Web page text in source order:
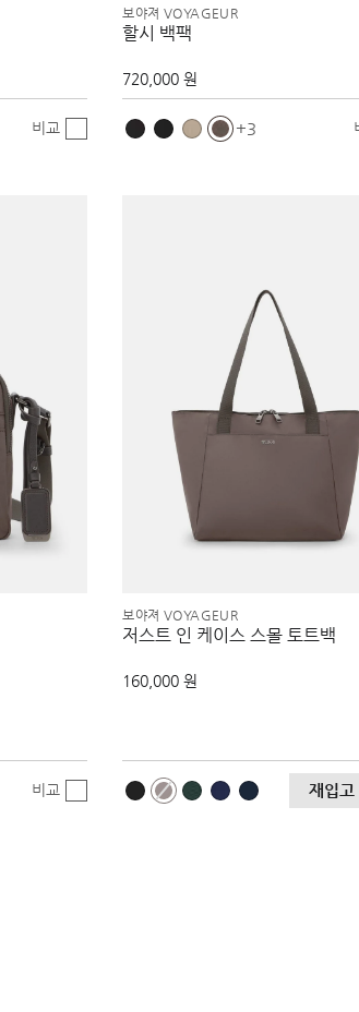
비교
보야져 VOYAGEUR
할시 백팩
720,000 원
3
비교
보야져 VOYAGEUR
저스트 인 케이스 스몰 토트백
160,000 원
재입고